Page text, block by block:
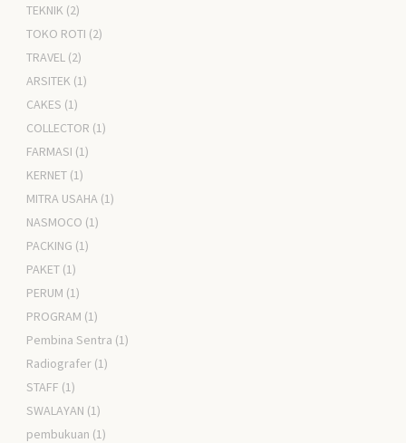
TEKNIK (2)
TOKO ROTI (2)
TRAVEL (2)
ARSITEK (1)
CAKES (1)
COLLECTOR (1)
FARMASI (1)
KERNET (1)
MITRA USAHA (1)
NASMOCO (1)
PACKING (1)
PAKET (1)
PERUM (1)
PROGRAM (1)
Pembina Sentra (1)
Radiografer (1)
STAFF (1)
SWALAYAN (1)
pembukuan (1)